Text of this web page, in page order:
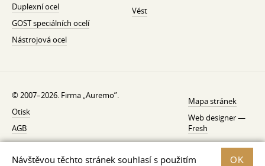
Návštěvou těchto stránek souhlasí s použitím OK
Duplexní ocel
GOST speciálních ocelí
Nástrojová ocel
Vést
© 2007–2026. Firma „Auremo”.
Otisk
AGB
O nás
Zásady ochrany osobních údajů
Mapa stránek
Web designer —
Fresh